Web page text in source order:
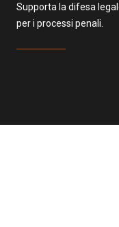
Supporta la difesa
per i processi penali.